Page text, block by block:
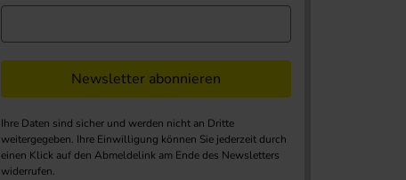
Newsletter abonnieren
Ihre Daten sind sicher und werden nicht an Dritte
weitergegeben. Ihre Einwilligung können Sie jederzeit durch
einen Klick auf den Abmeldelink am Ende des Newsletters
widerrufen.